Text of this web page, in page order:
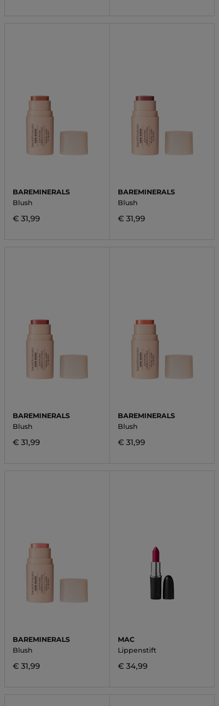
BAREMINERALS
Blush
€ 31,99
BAREMINERALS
Blush
€ 31,99
BAREMINERALS
Blush
€ 31,99
BAREMINERALS
Blush
€ 31,99
BAREMINERALS
Blush
€ 31,99
MAC
Lippenstift
€ 34,99